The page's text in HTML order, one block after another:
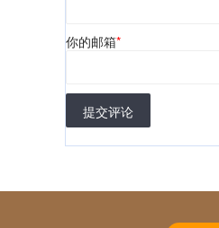
你的邮箱*
提交评论